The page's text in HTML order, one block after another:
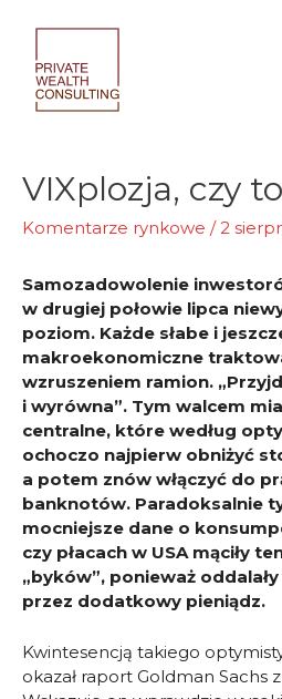
content
VIXplozja, czy
Komentarze rynkowe /2
Samozadowolenie
w drugiej połowie lipca
poziom. Każde słabe i
makroekonomiczne
wzruszeniem ramion.
i wyrówna”. Tym walcem
centralne, które według
ochoczo najpierw obniżyć
a potem znów włączyć do
banknotów. Paradoksalnie
mocniejsze dane o
czy płacach w USA mąciły
„byków”, ponieważ
przez dodatkowy pieniądz.
Kwintesencją takiego
okazał raport Goldman Sachs